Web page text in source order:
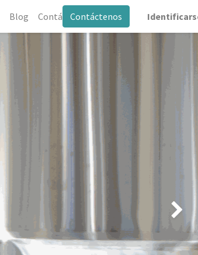
Blog ContáctenosContáctenos